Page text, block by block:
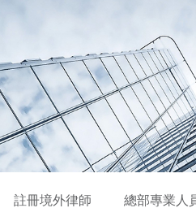
註冊境外律師 總部專業人